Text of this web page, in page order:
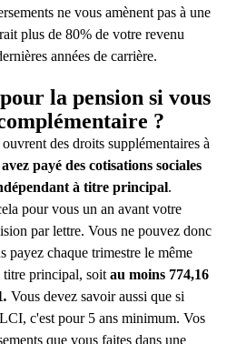
ne vous amènent pas à une
plus de 80% de votre revenu
années de carrière.
la pension si vous
?
des droits supplémentaires à
payé des cotisations sociales
à titre principal.
pour vous un an avant votre
par lettre. Vous ne pouvez donc
payez chaque trimestre le même
titre principal, soit au moins 774,16
. Vous devez savoir aussi que si
c'est pour 5 ans minimum. Vos
que vous faites dans une